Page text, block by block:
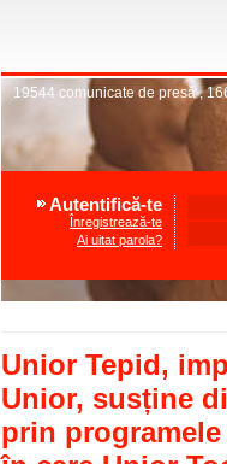
19544 comunicate de presă,
Autentifică-te
Înregistrează-te
Ai uitat parola?
Unior Tepid,
Unior, susține
prin